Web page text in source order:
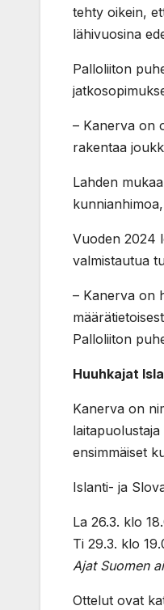
tehty oikein,
lähivuosina
Palloliiton
– Kanerva on
rakentaa
Lahden
Vuoden 2024
valmistautua
– Kanerva on
Palloliiton
Huuhkajat
Kanerva on
laitapuolustaja
ensimmäiset
Islanti- ja
La 26.3. klo
Ti 29.3. klo
Ajat Suomen
Ottelut ovat